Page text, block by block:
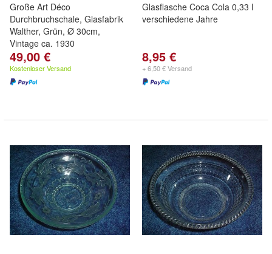
Große Art Déco
Durchbruchschale, Glasfabrik
Walther, Grün, Ø 30cm,
Vintage ca. 1930
49,00 €
Kostenloser Versand
Glasflasche Coca Cola 0,33 l
verschiedene Jahre
8,95 €
+ 6,50 € Versand